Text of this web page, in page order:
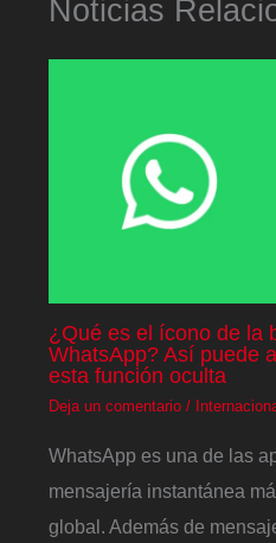
Noticias
¿Qué es el ícono de la
WhatsApp? Así puede
esta función oculta
Deja un comentario /
WhatsApp es una de las
mensajería instantánea
global. Además de